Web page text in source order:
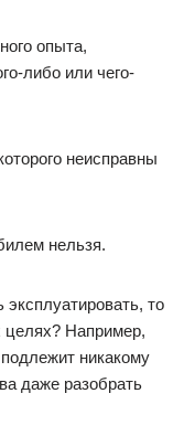
опыта,
либо или чего-
неисправны
нельзя.
то
целях? Например,
никакому
даже разобрать